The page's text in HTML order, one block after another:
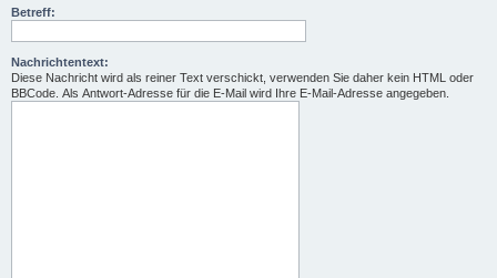
Betreff:
Nachrichtentext:
Diese Nachricht wird als reiner Text verschickt, verwenden Sie daher kein HTML oder
BBCode. Als Antwort-Adresse für die E-Mail wird Ihre E-Mail-Adresse angegeben.